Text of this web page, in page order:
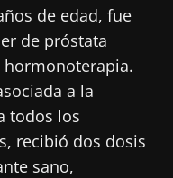
de edad, fue
de próstata
a la
todos los
recibió dos dosis
sano,